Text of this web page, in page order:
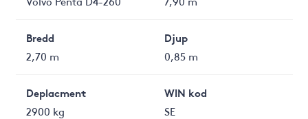
Bredd
2,70 m
Djup
0,85 m
Deplacment
2900 kg
WIN kod
SE